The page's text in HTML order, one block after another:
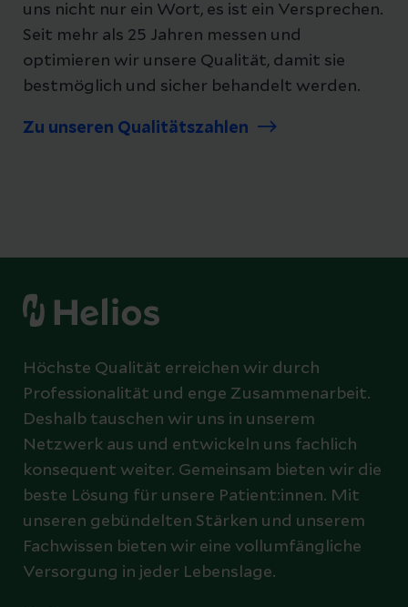
uns nicht nur ein Wort, es ist ein Versprechen.
Seit mehr als 25 Jahren messen und
optimieren wir unsere Qualität, damit sie
bestmöglich und sicher behandelt werden.
Zu unseren Qualitätszahlen
Höchste Qualität erreichen wir durch
Professionalität und enge Zusammenarbeit.
Deshalb tauschen wir uns in unserem
Netzwerk aus und entwickeln uns fachlich
konsequent weiter. Gemeinsam bieten wir die
beste Lösung für unsere Patient:innen. Mit
unseren gebündelten Stärken und unserem
Fachwissen bieten wir eine vollumfängliche
Versorgung in jeder Lebenslage.